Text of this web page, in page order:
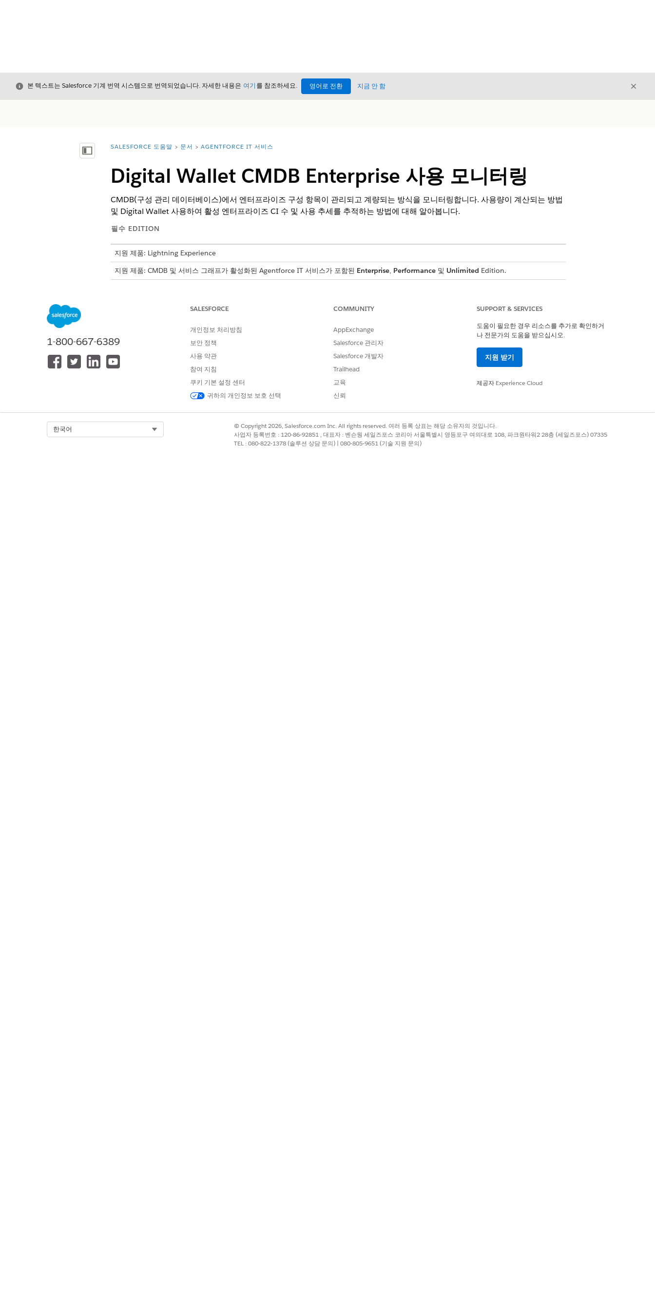
닫기본 텍스트는 Salesforce 기계 번역 시스템으로 번역되었습니다. 자세한 내용은 여기 를 참조하세요. 영어로 전환 지금 안 함 닫기
목차 표시 위치:
SALESFORCE 도움말 문서 AGENTFORCE IT 서비스
Digital Wallet CMDB Enterprise 사용 모니터링
CMDB(구성 관리 데이터베이스)에서 엔터프라이즈 구성 항목이 관리되고 계량되는 방식을 모니터링합니다. 사용량이 계산되는 방법
및 Digital Wallet 사용하여 활성 엔터프라이즈 CI 수 및 사용 추세를 추적하는 방법에 대해 알아봅니다.
필수 EDITION
지원 제품: Lightning Experience
지원 제품: CMDB 및 서비스 그래프가 활성화된 Agentforce IT 서비스가 포함된 Enterprise, Performance및 Unlimited Edition.
CMDB Enterprise의 청구 고려 사항
Salesforce는 롤링 활동 창을 사용하여 활성 엔터프라이즈 구성 항목을 계량하고 Digital Wallet 최대 사용량을 반영합니다.
이 기사를 통해 문제를 해결했습니까?
개선을 위한 의견을 보내주세요.
1-800-667-6389
SALESFORCE
개인정보 처리방침
보안 정책
사용 약관
참여 지침
쿠키 기본 설정 센터
귀하의 개인정보 보호 선택
COMMUNITY
AppExchange
Salesforce 관리자
Salesforce 개발자
Trailhead
교육
신뢰
SUPPORT & SERVICES
도움이 필요한 경우 리소스를 추가로 확인하거
나 전문가의 도움을 받으십시오.
지원 받기
제공자 Experience Cloud
한국어
© Copyright 2026, Salesforce.com Inc. All rights reserved. 여러 등록 상표는 해당 소유자의 것입니다.
사업자 등록번호 : 120-86-92851 , 대표자 : 벤슨웡 세일즈포스 코리아 서울특별시 영등포구 여의대로 108, 파크원타워2 28층 (세일즈포스) 07335
TEL : 080-822-1378 (솔루션 상담 문의) | 080-805-9651 (기술 지원 문의)